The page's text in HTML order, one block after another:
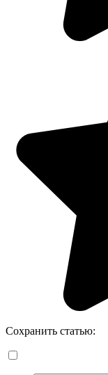
Сохранить статью: